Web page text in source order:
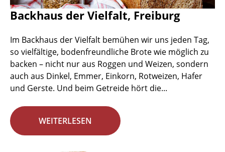
Backhaus der Vielfalt, Freiburg
Im Backhaus der Vielfalt bemühen wir uns jeden Tag,
so vielfältige, bodenfreundliche Brote wie möglich zu
backen – nicht nur aus Roggen und Weizen, sondern
auch aus Dinkel, Emmer, Einkorn, Rotweizen, Hafer
und Gerste. Und beim Getreide hört die...
WEITERLESEN